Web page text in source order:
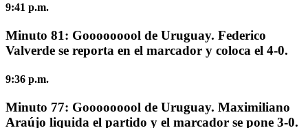
9:41 p.m.
Minuto 81: Gooooooool de Uruguay. Federico
Valverde se reporta en el marcador y coloca el 4-0.
9:36 p.m.
Minuto 77: Gooooooool de Uruguay. Maximiliano
Araújo liquida el partido y el marcador se pone 3-0.